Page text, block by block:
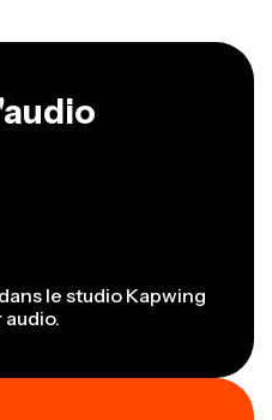
dans le studio Kapwing